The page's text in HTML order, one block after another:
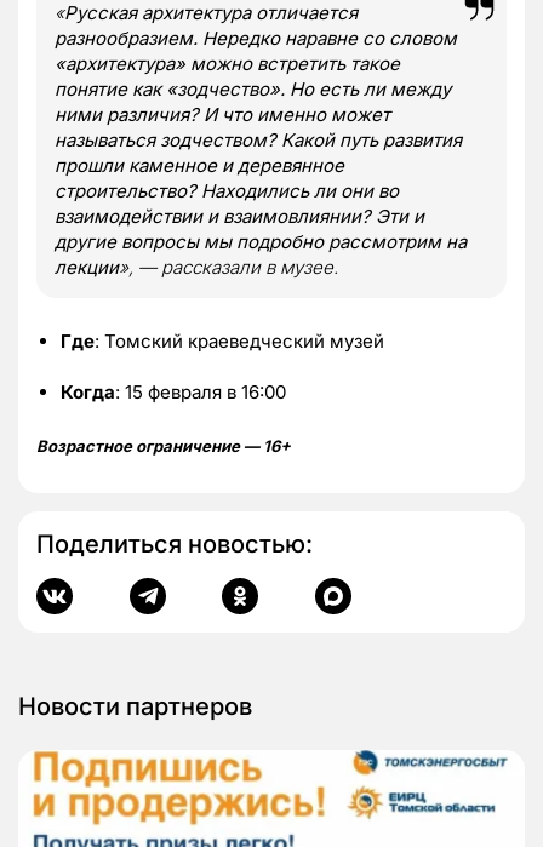
«Русская архитектура отличается
разнообразием. Нередко наравне со словом
«архитектура» можно встретить такое
понятие как «зодчество». Но есть ли между
ними различия? И что именно может
называться зодчеством? Какой путь развития
прошли каменное и деревянное
строительство? Находились ли они во
взаимодействии и взаимовлиянии? Эти и
другие вопросы мы подробно рассмотрим на
лекции», — рассказали в музее.
Где: Томский краеведческий музей
Когда: 15 февраля в 16:00
Возрастное ограничение — 16+
Поделиться новостью:
Новости партнеров